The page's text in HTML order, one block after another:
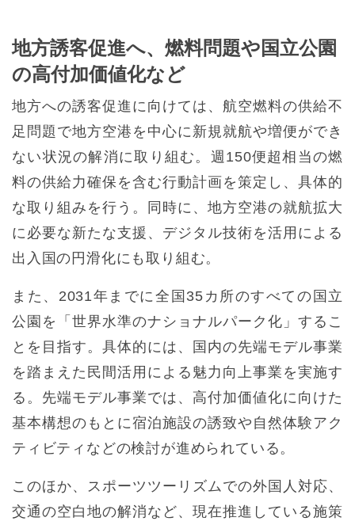
地方誘客促進へ、燃料問題や国立公園
の高付加価値化など
地方への誘客促進に向けては、航空燃料の供給不
足問題で地方空港を中心に新規就航や増便ができ
ない状況の解消に取り組む。週150便超相当の燃
料の供給力確保を含む行動計画を策定し、具体的
な取り組みを行う。同時に、地方空港の就航拡大
に必要な新たな支援、デジタル技術を活用による
出入国の円滑化にも取り組む。
また、2031年までに全国35カ所のすべての国立
公園を「世界水準のナショナルパーク化」するこ
とを目指す。具体的には、国内の先端モデル事業
を踏まえた民間活用による魅力向上事業を実施す
る。先端モデル事業では、高付加価値化に向けた
基本構想のもとに宿泊施設の誘致や自然体験アク
ティビティなどの検討が進められている。
このほか、スポーツツーリズムでの外国人対応、
交通の空白地の解消など、現在推進している施策